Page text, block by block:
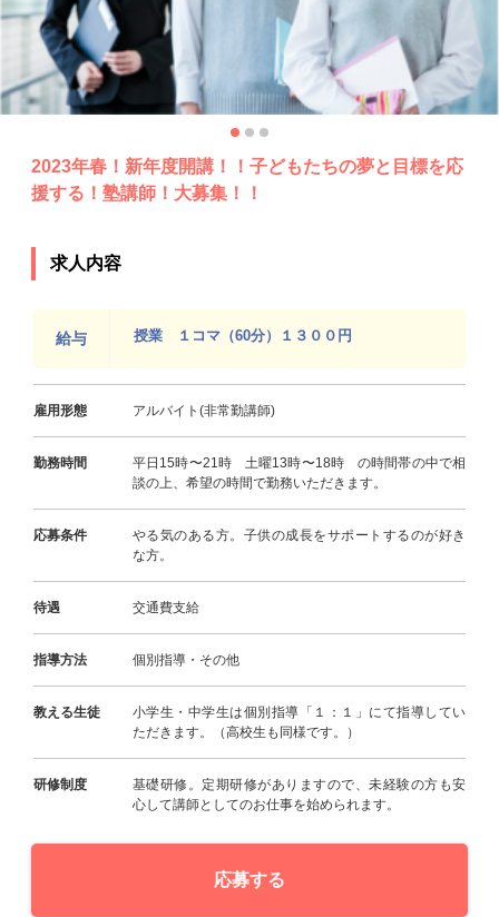
2023年春！新年度開講！！子どもたちの夢と目標を応
援する！塾講師！大募集！！
求人内容
給与 授業 １コマ（60分）１３００円
雇用形態 アルバイト(非常勤講師)
勤務時間
平日15時〜21時 土曜13時〜18時 の時間帯の中で相
談の上、希望の時間で勤務いただきます。
応募条件
やる気のある方。子供の成長をサポートするのが好き
な方。
待遇 交通費支給
指導方法 個別指導・その他
教える生徒
小学生・中学生は個別指導「１：１」にて指導してい
ただきます。（高校生も同様です。）
研修制度
基礎研修。定期研修がありますので、未経験の方も安
心して講師としてのお仕事を始められます。
応募する